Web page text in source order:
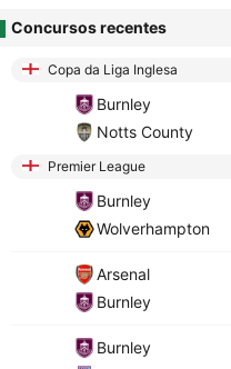
Concursos recentes
Copa da Liga Inglesa
Burnley
Notts County
Premier League
Burnley
Wolverhampton
Arsenal
Burnley
Burnley